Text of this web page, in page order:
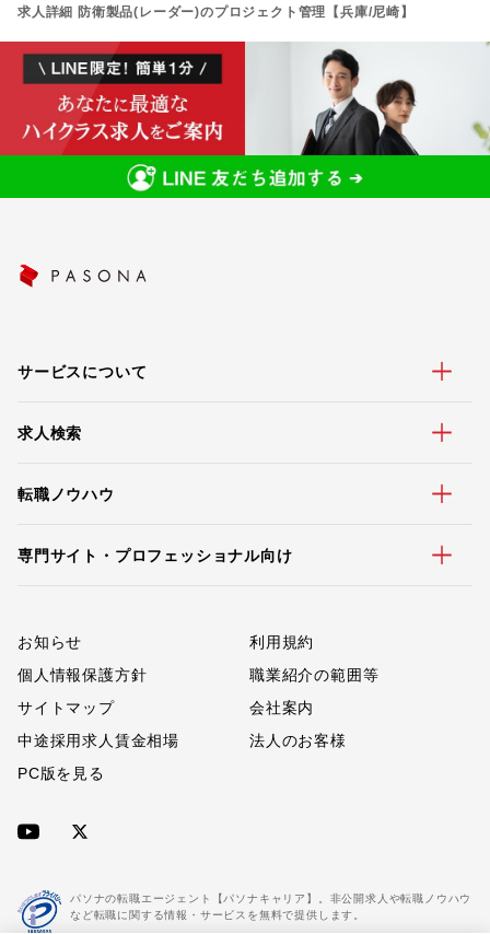
求人詳細 防衛製品(レーダー)のプロジェクト管理【兵庫/尼崎】
サービスについて
求人検索
転職ノウハウ
専門サイト・プロフェッショナル向け
お知らせ
利用規約
個人情報保護方針
職業紹介の範囲等
サイトマップ
会社案内
中途採用求人賃金相場
法人のお客様
PC版を見る
パソナの転職エージェント【パソナキャリア】。非公開求人や転職ノウハウ
など転職に関する情報・サービスを無料で提供します。